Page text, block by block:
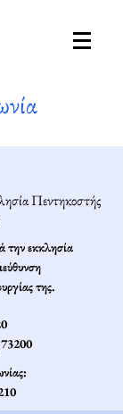
Πεντηκοστής
την εκκλησία
της.